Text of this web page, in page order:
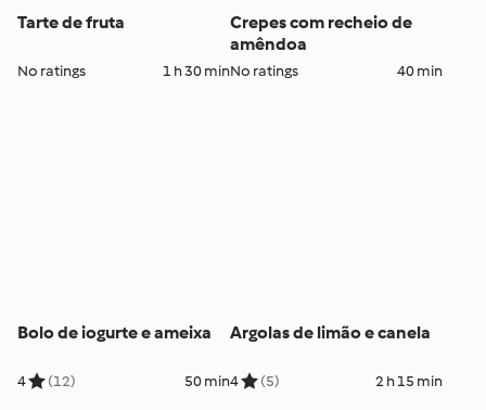
Tarte de fruta
No ratings 1 h 30 min
Crepes com recheio de
amêndoa
No ratings 40 min
Bolo de iogurte e ameixa
4 (12) 50 min
Argolas de limão e canela
4 (5) 2 h 15 min